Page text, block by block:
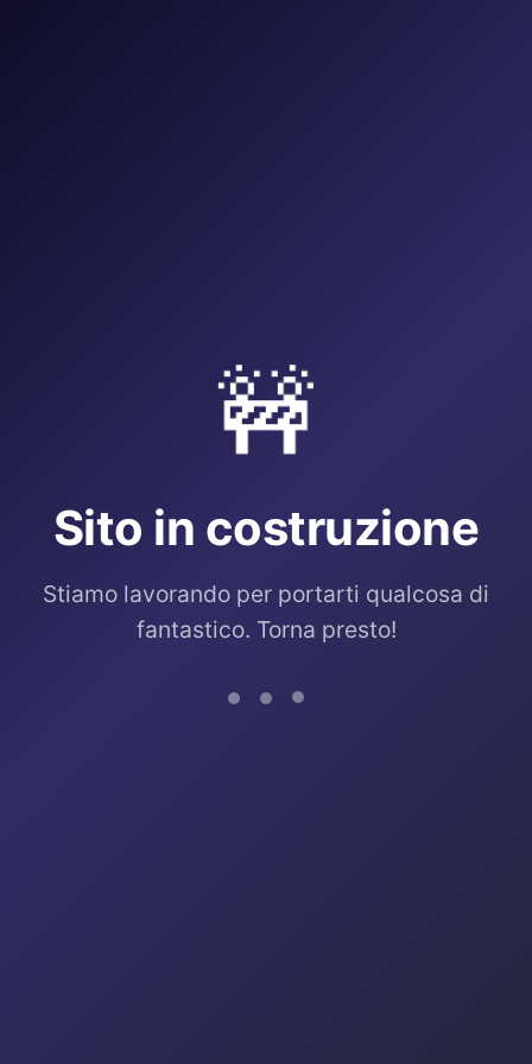
🚧
Sito in costruzione
Stiamo lavorando per portarti qualcosa di
fantastico. Torna presto!